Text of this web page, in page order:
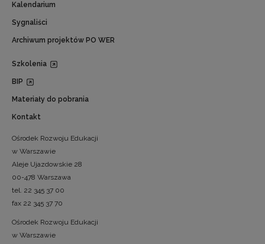
Kalendarium
Sygnaliści
Archiwum projektów PO WER
Szkolenia
BIP
Materiały do pobrania
Kontakt
Ośrodek Rozwoju Edukacji
w Warszawie
Aleje Ujazdowskie 28
00-478 Warszawa
tel. 22 345 37 00
fax 22 345 37 70
Ośrodek Rozwoju Edukacji
w Warszawie